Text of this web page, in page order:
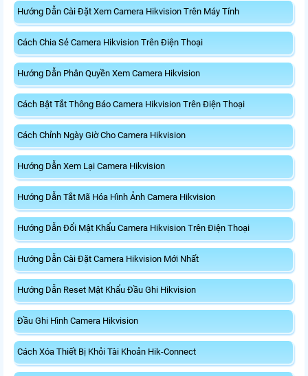
Hướng Dẫn Cài Đặt Xem Camera Hikvision Trên Máy Tính
Cách Chia Sẻ Camera Hikvision Trên Điện Thoại
Hướng Dẫn Phân Quyền Xem Camera Hikvision
Cách Bật Tắt Thông Báo Camera Hikvision Trên Điện Thoại
Cách Chỉnh Ngày Giờ Cho Camera Hikvision
Hướng Dẫn Xem Lại Camera Hikvision
Hướng Dẫn Tắt Mã Hóa Hình Ảnh Camera Hikvision
Hướng Dẫn Đổi Mật Khẩu Camera Hikvision Trên Điện Thoại
Hướng Dẫn Cài Đặt Camera Hikvision Mới Nhất
Hướng Dẫn Reset Mật Khẩu Đầu Ghi Hikvision
Đầu Ghi Hình Camera Hikvision
Cách Xóa Thiết Bị Khỏi Tài Khoản Hik-Connect